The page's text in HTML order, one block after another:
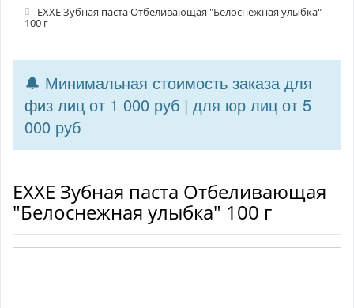
EXXE Зубная паста Отбеливающая "Белоснежная улыбка"
100 г
🔔 Минимальная стоимость заказа для
физ лиц от 1 000 руб | для юр лиц от 5
000 руб
EXXE Зубная паста Отбеливающая
"Белоснежная улыбка" 100 г